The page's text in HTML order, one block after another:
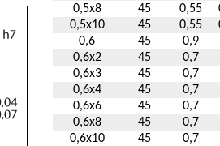
0,5x8
45 0,55
0,5x10
45 0,55
0,6
45
0,9
0,6x2
45
0,7
0,6x3
45
0,7
0,6x4
45
0,7
0,6x6
45
0,7
0,6x8
45
0,7
0,6x10
45
0,7